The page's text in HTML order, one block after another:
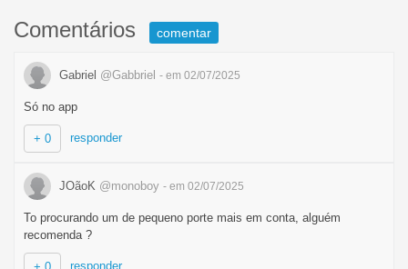
Comentários comentar
Gabriel @Gabbriel - em 02/07/2025
Só no app
+ 0 responder
JOãoK @monoboy - em 02/07/2025
To procurando um de pequeno porte mais em conta, alguém
recomenda ?
responder